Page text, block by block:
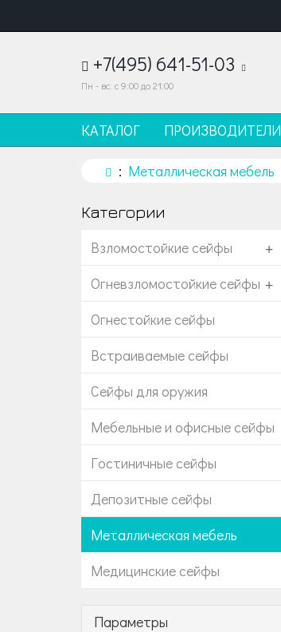
+7(495) 641-51-03
Пн - вс: с 9:00 до 21:00
КАТАЛОГ ПРОИЗВОДИТЕЛИ
Металлическая мебель
Категории
Взломостойкие сейфы +
Огневзломостойкие сейфы +
Огнестойкие сейфы
Встраиваемые сейфы
Сейфы для оружия
Мебельные и офисные сейфы
Гостиничные сейфы
Депозитные сейфы
Металлическая мебель
Медицинские сейфы
Параметры